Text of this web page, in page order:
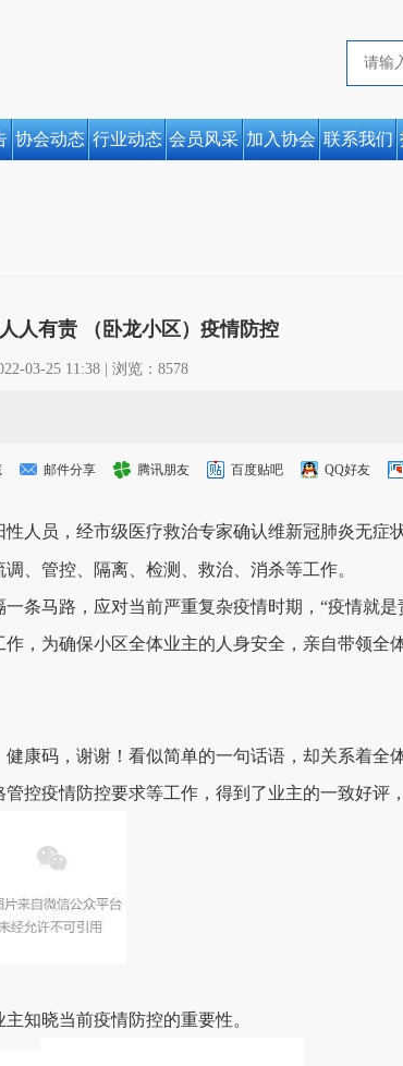
协会动态 行业动态 会员风采 加入协会 联系我们
人有责 （卧龙小区）疫情防控
03-25 11:38 | 浏览：8578
邮件分享 腾讯朋友 百度贴吧 QQ好友
性人员，经市级医疗救治专家确认维新冠肺炎无症
、管控、隔离、检测、救治、消杀等工作。
一条马路，应对当前严重复杂疫情时期， “疫情就
作，为确保小区全体业主的人身安全，亲自带领全
健康码，谢谢！看似简单的一句话语，却关系着全
管控疫情防控要求等工作，得到了业主的一致好评，
主知晓当前疫情防控的重要性。